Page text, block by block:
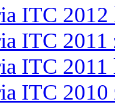
ITC 2012
ITC 2011
ITC 2011
ITC 2010